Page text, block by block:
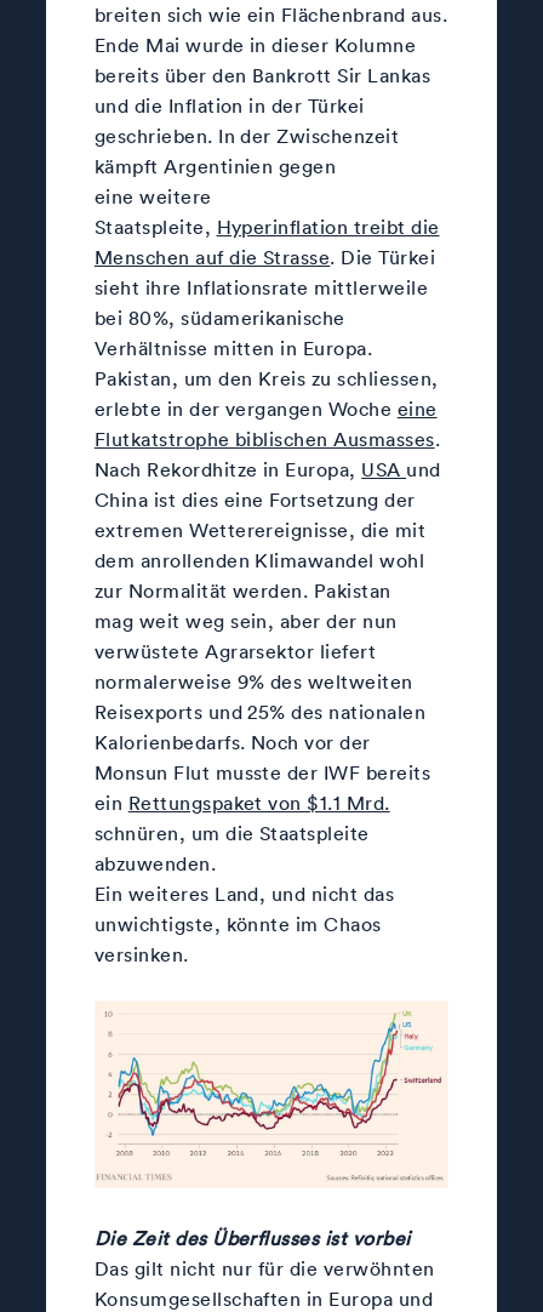
breiten sich wie ein Flächenbrand aus.
Ende Mai wurde in dieser Kolumne
bereits über den Bankrott Sir Lankas
und die Inflation in der Türkei
geschrieben. In der Zwischenzeit
kämpft Argentinien gegen
eine weitere
Staatspleite, Hyperinflation treibt die
Menschen auf die Strasse. Die Türkei
sieht ihre Inflationsrate mittlerweile
bei 80%, südamerikanische
Verhältnisse mitten in Europa.
Pakistan, um den Kreis zu schliessen,
erlebte in der vergangen Woche eine
Flutkatstrophe biblischen Ausmasses.
Nach Rekordhitze in Europa, USA und
China ist dies eine Fortsetzung der
extremen Wetterereignisse, die mit
dem anrollenden Klimawandel wohl
zur Normalität werden. Pakistan
mag weit weg sein, aber der nun
verwüstete Agrarsektor liefert
normalerweise 9% des weltweiten
Reisexports und 25% des nationalen
Kalorienbedarfs. Noch vor der
Monsun Flut musste der IWF bereits
ein Rettungspaket von $1.1 Mrd.
schnüren, um die Staatspleite
abzuwenden.
Ein weiteres Land, und nicht das
unwichtigste, könnte im Chaos
versinken.
Die Zeit des Überflusses ist vorbei
Das gilt nicht nur für die verwöhnten
Konsumgesellschaften in Europa und